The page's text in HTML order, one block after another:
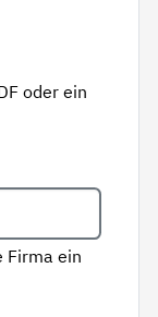
oder ein
Firma ein